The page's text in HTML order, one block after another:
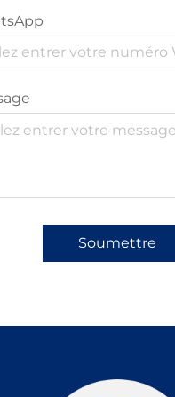
Soumettre